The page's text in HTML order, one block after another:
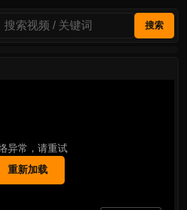
搜索
异常，请重试
重新加载